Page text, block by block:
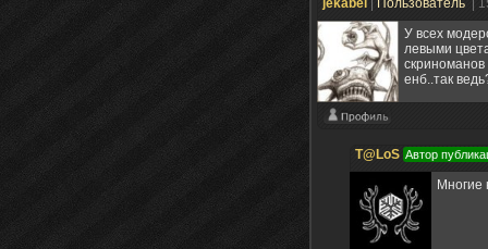
jekabel Пользователь
|
У всех
левыми
скриноманов
енб..так
T@LoS Автор
Многие